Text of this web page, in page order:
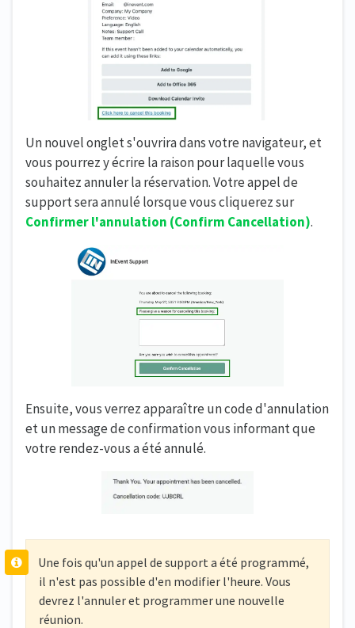
Un nouvel onglet s'ouvrira dans votre navigateur, et
vous pourrez y écrire la raison pour laquelle vous
souhaitez annuler la réservation. Votre appel de
support sera annulé lorsque vous cliquerez sur
Confirmer l'annulation (Confirm Cancellation).
Ensuite, vous verrez apparaître un code d'annulation
et un message de confirmation vous informant que
votre rendez-vous a été annulé.
Une fois qu'un appel de support a été programmé,
il n'est pas possible d'en modifier l'heure. Vous
devrez l'annuler et programmer une nouvelle
réunion.